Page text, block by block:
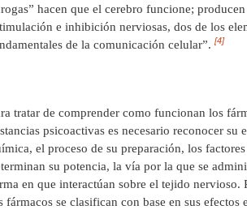
hacen que el cerebro funcione; producen
e inhibición nerviosas, dos de los
de la comunicación celular”.[4]
tratar de comprender como funcionan los
psicoactivas es necesario reconocer su
el proceso de su preparación, los factores
su potencia, la vía por la que se
en que interactúan sobre el tejido nervioso.
fármacos se clasifican con base en sus efectos